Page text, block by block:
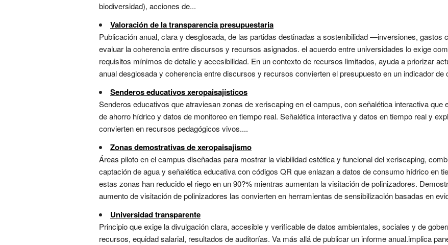
biodiversidad), acciones de...
Valoración de la transparencia presupuestaria
Publicación anual, clara y desglosada, de las partidas destinadas a sostenibilidad —inversiones,
evaluar la coherencia entre discursos y recursos asignados. el acuerdo entre universidades lo exige
requisitos mínimos de detalle y accesibilidad. En un contexto de recursos limitados, ayuda a priorizar
anual desglosada y coherencia entre discursos y recursos convierten el presupuesto en un indicador de
Senderos educativos xeropaisajísticos
Senderos educativos que atraviesan zonas de xeriscaping en el campus, con señalética interactiva que
de ahorro hídrico y datos de monitoreo en tiempo real. Señalética interactiva y datos en tiempo real y
convierten en recursos pedagógicos vivos....
Zonas demostrativas de xeropaisajismo
Áreas piloto en el campus diseñadas para mostrar la viabilidad estética y funcional del xeriscaping,
captación de agua y señalética educativa con códigos QR que enlazan a datos de consumo hídrico en
estas zonas han reducido el riego en un 90?% mientras aumentan la visitación de polinizadores.
aumento de visitación de polinizadores las convierten en herramientas de sensibilización basadas en
Universidad transparente
Principio que exige la divulgación clara, accesible y verificable de datos ambientales, sociales y de
recursos, equidad salarial, resultados de auditorías. Va más allá de publicar un informe anual.implica